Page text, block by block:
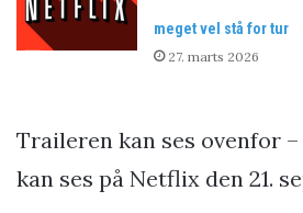
meget vel stå for tur
27. marts 2026
Traileren kan ses ovenfor
kan ses på Netflix den 21.